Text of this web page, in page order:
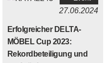
27.06.2024
Erfolgreicher DELTA-
MÖBEL Cup 2023:
Rekordbeteiligung und